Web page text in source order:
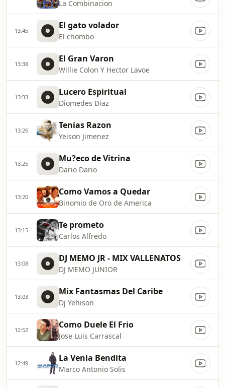
La Combinacion
13:45 El gato volador
El chombo
13:38 El Gran Varon
Willie Colon Y Hector Lavoe
13:33 Lucero Espiritual
Diomedes Diaz
13:26 Tenias Razon
Yeison Jimenez
13:25 Mu?eco de Vitrina
Dario Dario
13:20 Como Vamos a Quedar
Binomio de Oro de America
13:15 Te prometo
Carlos Alfredo
13:08 DJ MEMO JR - MIX VALLENATOS
DJ MEMO JUNIOR
13:03 Mix Fantasmas Del Caribe
Dj Yehison
12:52 Como Duele El Frio
Jose Luis Carrascal
12:49 La Venia Bendita
Marco Antonio Solis